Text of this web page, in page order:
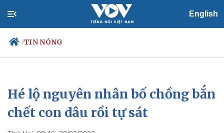
English
/TIN NÓNG
Chính trị
Đảng
Tổ chức nhân sự
Xã hội
Tin 24h
Dự báo thời tiết
Hé lộ nguyên nhân bố chồng bắn
chết con dâu rồi tự sát